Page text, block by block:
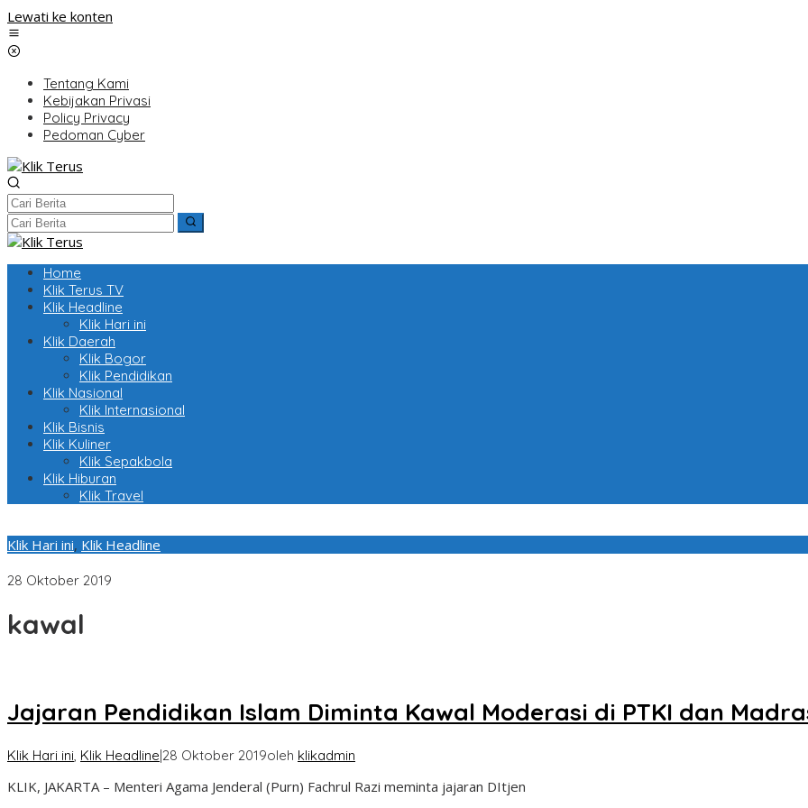
Lewati ke konten
Tentang Kami
Kebijakan Privasi
Policy Privacy
Pedoman Cyber
Home
Klik Terus TV
Klik Headline
Klik Hari ini
Klik Daerah
Klik Bogor
Klik Pendidikan
Klik Nasional
Klik Internasional
Klik Bisnis
Klik Kuliner
Klik Sepakbola
Klik Hiburan
Klik Travel
Klik Hari ini, Klik Headline
28 Oktober 2019
kawal
Jajaran Pendidikan Islam Diminta Kawal Moderasi di PTKI dan
Klik Hari ini Klik Headline|28 Oktober 2019oleh klikadmin
KLIK, JAKARTA – Menteri Agama Jenderal (Purn) Fachrul Razi meminta jajaran DItjen